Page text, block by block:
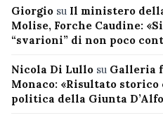
Giorgio su Il ministero
Molise, Forche Caudine:
“svarioni” di non poco
Nicola Di Lullo su Galleria
Monaco: «Risultato
politica della Giunta